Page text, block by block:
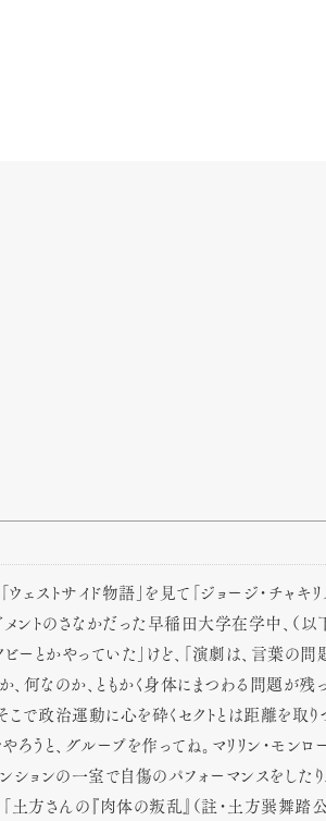
ェストサイド物語」を見て「ジョージ・チャキ
ントのさなかだった早稲田大学在学中、（以下
ーとかやっていた」けど、「演劇は、言葉の
、何なのか、ともかく身体にまつわる問題が残
で政治運動に心を砕くセクトとは距離を取り
ろうと、グループを作ってね。マリリン・モン
ションの一室で自傷のパフォーマンスをしたり
「土方さんの『肉体の叛乱』（註・土方巽舞